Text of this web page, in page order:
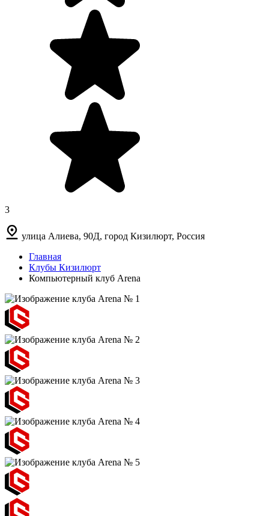
3
улица Алиева, 90Д, город Кизилюрт, Россия
Главная
Клубы Кизилюрт
Компьютерный клуб Arena